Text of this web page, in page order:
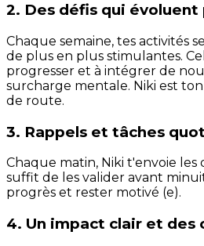
2. Des défis qui
Chaque semaine, tes activités
de plus en plus stimulantes.
progresser et à intégrer de
surcharge mentale. Niki est
de route.
3. Rappels et tâches
Chaque matin, Niki t'envoie les
suffit de les valider avant
progrès et rester motivé (e).
4. Un impact clair et des